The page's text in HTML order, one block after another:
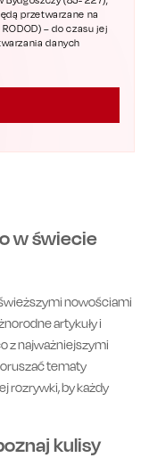
przetwarzane na
– do czasu jej
danych
w świecie
nowościami
artykuły i
z najważniejszymi
tematy
rozrywki, by każdy
kulisy